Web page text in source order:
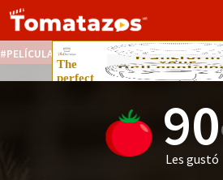
PELÍCULAS STREAMING GRATIS
90
Les gustó